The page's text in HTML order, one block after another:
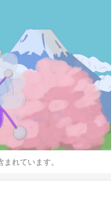
れています。